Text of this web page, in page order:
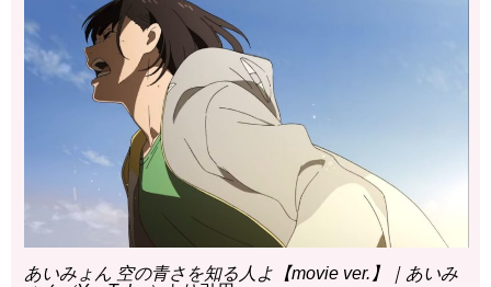
あいみょん 空の青さを知る人よ【movie ver.】｜あいみ